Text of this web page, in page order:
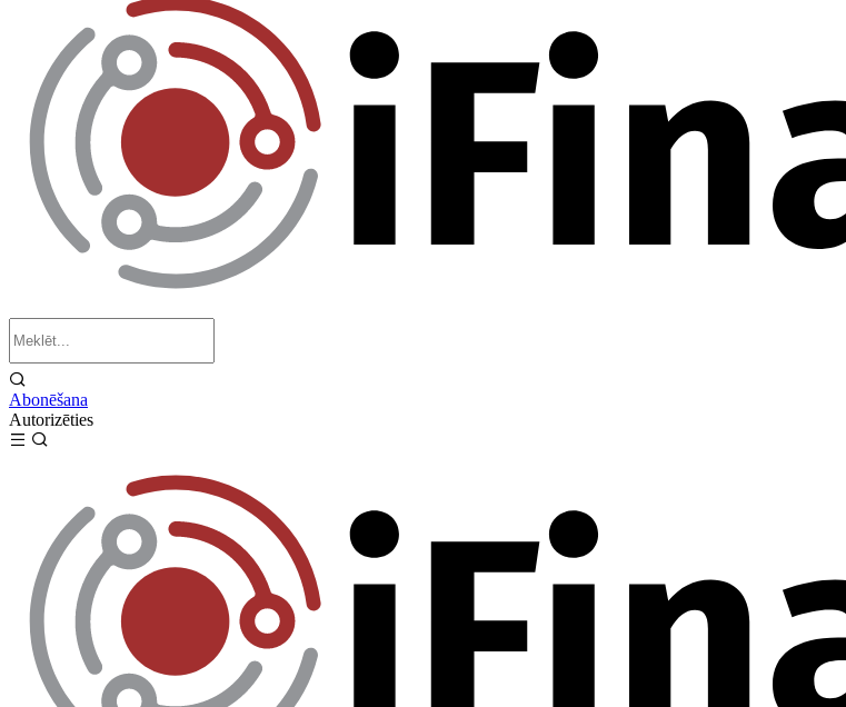
Abonēšana
Autorizēties